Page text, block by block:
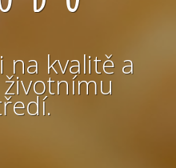
na kvalitě a